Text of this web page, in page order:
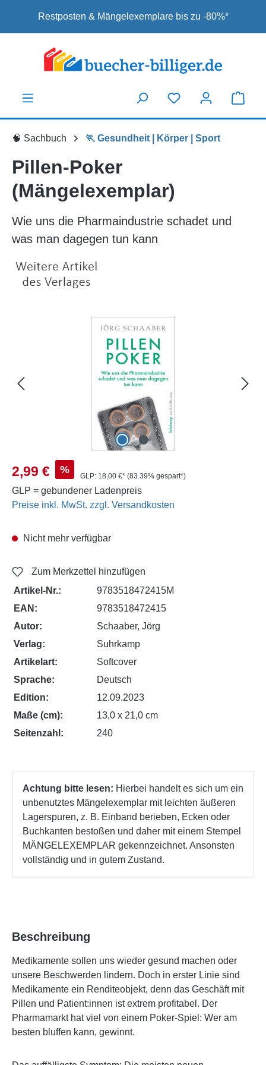
Zum Hauptinhalt springen
Restposten & Mängelexemplare bis zu -80%*
🧠 Sachbuch 🏃 Gesundheit | Körper | Sport
Pillen-Poker
(Mängelexemplar)
Wie uns die Pharmaindustrie schadet und
was man dagegen tun kann
Bildergalerie überspringen
Verkaufspreis:
2,99 € %
GLP: 18,00 €* (83.39% gespart*)
GLP = gebundener Ladenpreis
Preise inkl. MwSt. zzgl. Versandkosten
Nicht mehr verfügbar
Zum Merkzettel hinzufügen
Artikel-Nr.:
9783518472415M
EAN:
9783518472415
Autor:
Schaaber, Jörg
Verlag:
Suhrkamp
Artikelart:
Softcover
Sprache:
Deutsch
Edition:
12.09.2023
Maße (cm):
13,0 x 21,0 cm
Seitenzahl:
240
Achtung bitte lesen: Hierbei handelt es sich um ein
unbenutztes Mängelexemplar mit leichten äußeren
Lagerspuren, z. B. Einband berieben, Ecken oder
Buchkanten bestoßen und daher mit einem Stempel
MÄNGELEXEMPLAR gekennzeichnet. Ansonsten
vollständig und in gutem Zustand.
Beschreibung
Medikamente sollen uns wieder gesund machen oder
unsere Beschwerden lindern. Doch in erster Linie sind
Medikamente ein Renditeobjekt, denn das Geschäft mit
Pillen und Patient:innen ist extrem profitabel. Der
Pharmamarkt hat viel von einem Poker-Spiel: Wer am
besten bluffen kann, gewinnt.